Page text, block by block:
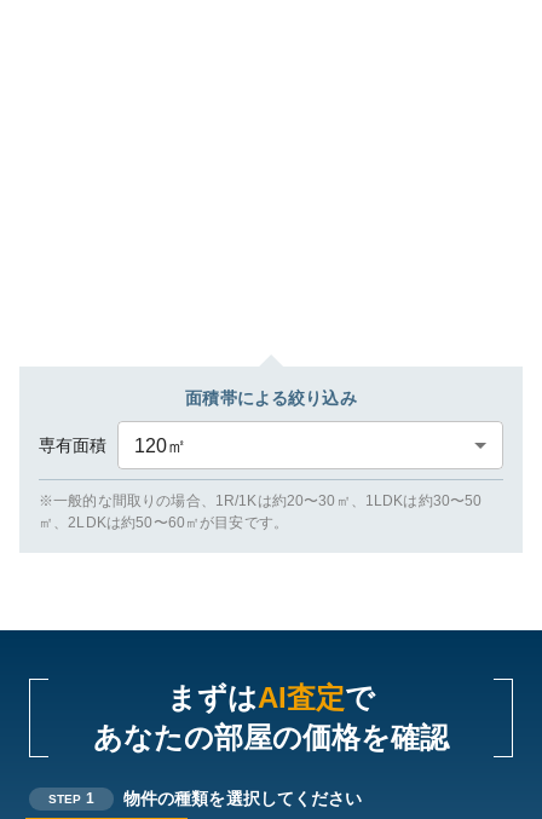
面積帯による絞り込み
専有面積 120㎡
※一般的な間取りの場合、1R/1Kは約20〜30㎡、1LDKは約30〜50
㎡、2LDKは約50〜60㎡が目安です。
まずはAI査定で
あなたの部屋の価格を確認
STEP 1 物件の種類を選択してください